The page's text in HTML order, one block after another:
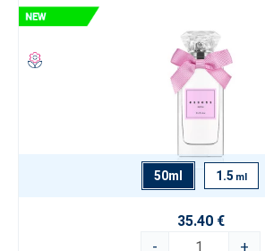
50ml 1.5 ml
35.40 €
-
+